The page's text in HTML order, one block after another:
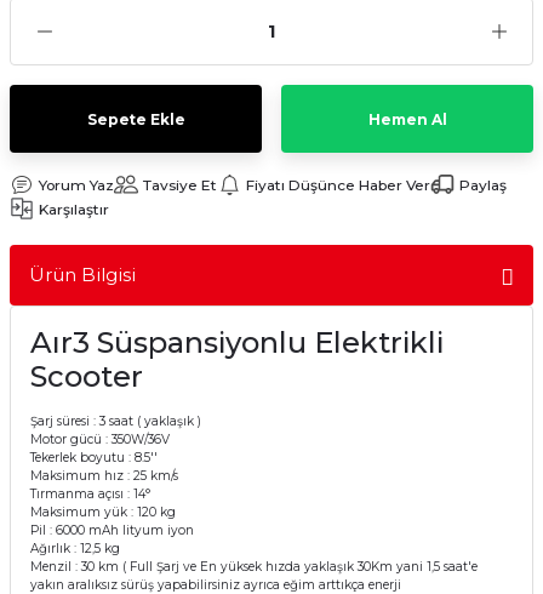
Buharlı Pişiriciler
Mikserler
& Notebook
Sepete Ekle Hemen Al
Yorum Yaz Tavsiye Et Fiyatı Düşünce Haber Ver
Paylaş
Karşılaştır
Ürün Bilgisi
Aır3 Süspansiyonlu Elektrikli
Scooter
Şarj süresi : 3 saat ( yaklaşık )
Motor gücü : 350W/36V
Tekerlek boyutu : 8.5''
Maksimum hız : 25 km/s
Tırmanma açısı : 14°
Maksimum yük : 120 kg
Pil : 6000 mAh lityum iyon
Ağırlık : 12,5 kg
Menzil : 30 km ( Full Şarj ve En yüksek hızda yaklaşık 30Km yani 1,5 saat'e
yakın aralıksız sürüş yapabilirsiniz ayrıca eğim arttıkça enerji